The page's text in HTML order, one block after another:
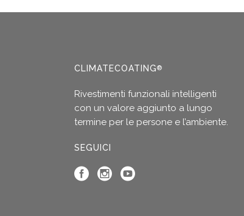
ha
opzioni
essere
scelte
nella
pagina
prodotto
CLIMATECOATING®
Rivestimenti funzionali intelligenti
con un valore aggiunto a lungo
termine per le persone e l’ambiente.
SEGUICI